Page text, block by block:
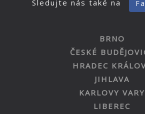
Sledujte nás také na
BRNO
ČESKÉ
HRADEC
JIHLAVA
KARLOVY VARY
LIBEREC